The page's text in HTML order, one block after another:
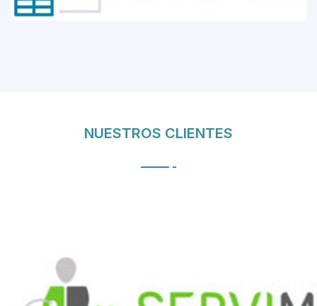
NUESTROS CLIENTES